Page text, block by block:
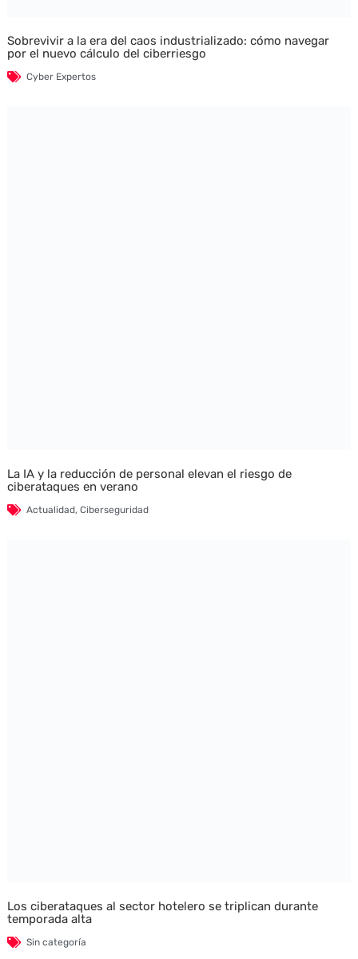
Sobrevivir a la era del caos industrializado: cómo navegar
por el nuevo cálculo del ciberriesgo
Cyber Expertos
La IA y la reducción de personal elevan el riesgo de
ciberataques en verano
Actualidad, Ciberseguridad
Los ciberataques al sector hotelero se triplican durante
temporada alta
Sin categoría